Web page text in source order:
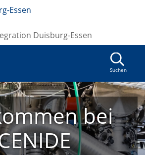
Essen
Duisburg-Essen
Suchen
bei